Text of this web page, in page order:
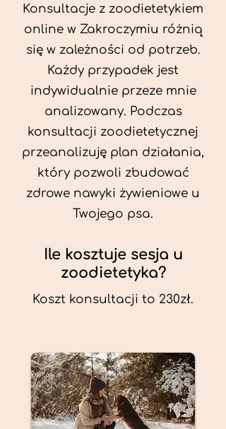
Konsultacje z zoodietetykiem
online w Zakroczymiu różnią
się w zależności od potrzeb.
Każdy przypadek jest
indywidualnie przeze mnie
analizowany. Podczas
konsultacji zoodietetycznej
przeanalizuję plan działania,
który pozwoli zbudować
zdrowe nawyki żywieniowe u
Twojego psa.
Ile kosztuje sesja u
zoodietetyka?
Koszt konsultacji to 230zł.